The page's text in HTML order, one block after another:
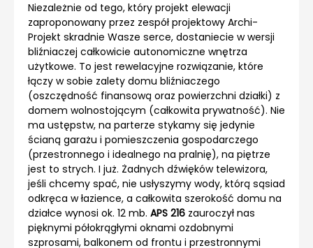
Niezależnie od tego, który projekt elewacji
zaproponowany przez zespół projektowy Archi-
Projekt skradnie Wasze serce, dostaniecie w wersji
bliźniaczej całkowicie autonomiczne wnętrza
użytkowe. To jest rewelacyjne rozwiązanie, które
łączy w sobie zalety domu bliźniaczego
(oszczędność finansową oraz powierzchni działki) z
domem wolnostojącym (całkowita prywatność). Nie
ma ustępstw, na parterze stykamy się jedynie
ścianą garażu i pomieszczenia gospodarczego
(przestronnego i idealnego na pralnię), na piętrze
jest to strych. I już. Żadnych dźwięków telewizora,
jeśli chcemy spać, nie usłyszymy wody, którą sąsiad
odkręca w łazience, a całkowita szerokość domu na
działce wynosi ok. 12 mb. APS 216 zauroczył nas
pięknymi półokrągłymi oknami ozdobnymi
szprosami, balkonem od frontu i przestronnymi